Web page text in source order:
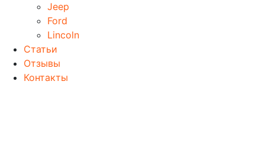
Jeep
Ford
Lincoln
Статьи
Отзывы
Контакты